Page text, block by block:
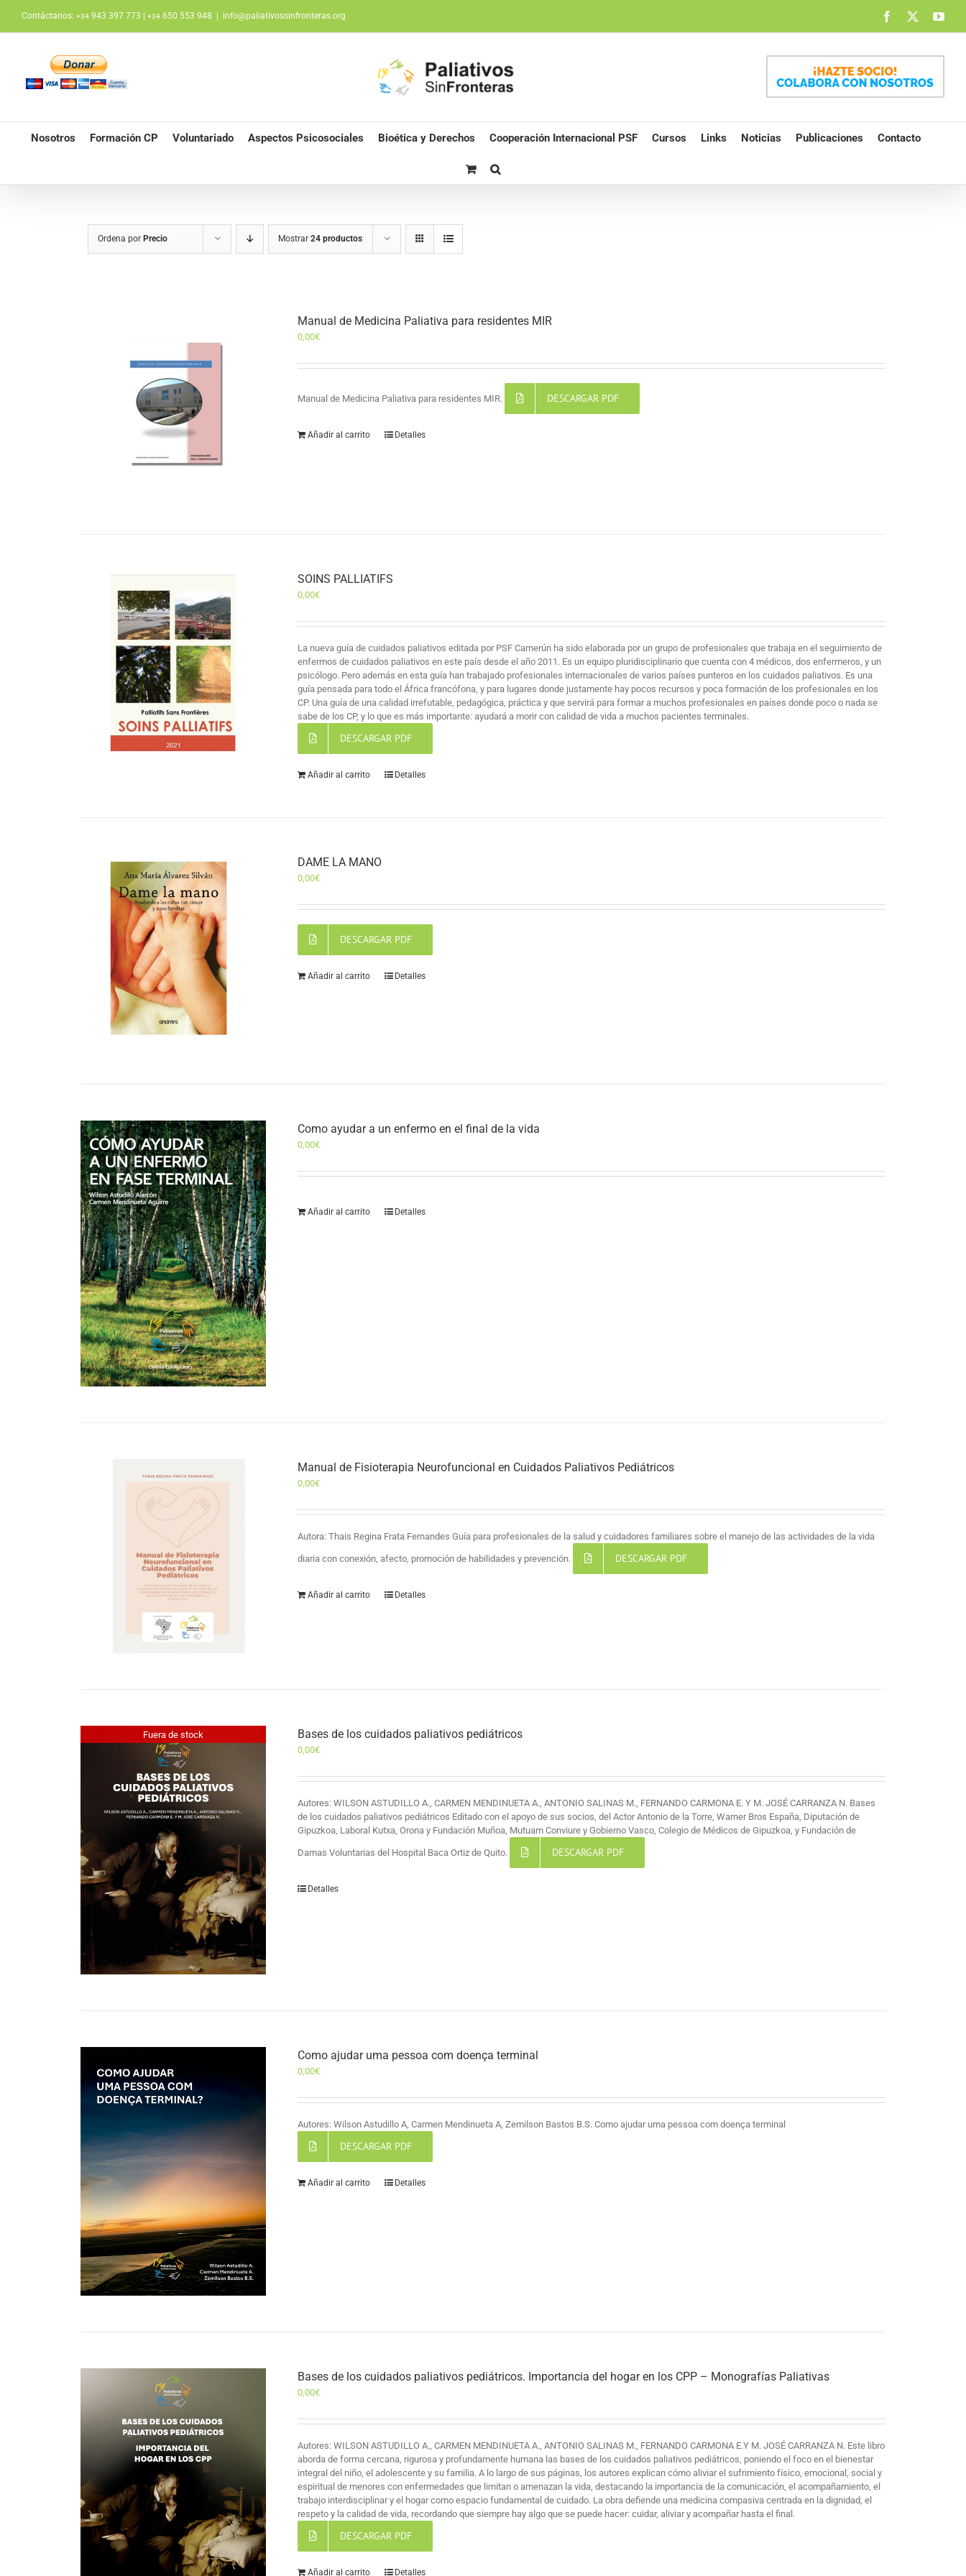
contenido
Contáctanos: +34 943 397 773 | +34 650 553 948 info@paliativossinfronteras.org Facebook
Nosotros Formación CP Voluntariado Aspectos Psicosociales Bioética y Derechos Cooperación Internacional PSF Cursos Links Noticias Publicaciones Contacto
Ordena por Precio Mostrar 24 productos
Manual de Medicina Paliativa para residentes MIR
0,00€
Manual de Medicina Paliativa para residentes MIR. DESCARGAR PDF
Añadir al carrito Detalles
SOINS PALLIATIFS
0,00€
La nueva guía de cuidados paliativos editada por PSF Camerún ha sido elaborada por un grupo de profesionales que trabaja en el seguimiento de
enfermos de cuidados paliativos en este país desde el año 2011. Es un equipo pluridisciplinario que cuenta con 4 médicos, dos enfermeros, y un
psicólogo. Pero además en esta guía han trabajado profesionales internacionales de varios países punteros en los cuidados paliativos. Es una
guía pensada para todo el África francófona, y para lugares donde justamente hay pocos recursos y poca formación de los profesionales en los
CP. Una guía de una calidad irrefutable, pedagógica, práctica y que servirá para formar a muchos profesionales en países donde poco o nada se
sabe de los CP, y lo que es más importante: ayudará a morir con calidad de vida a muchos pacientes terminales.
DESCARGAR PDF
Añadir al carrito Detalles
DAME LA MANO
0,00€
DESCARGAR PDF
Añadir al carrito Detalles
Como ayudar a un enfermo en el final de la vida
0,00€
Añadir al carrito Detalles
Manual de Fisioterapia Neurofuncional en Cuidados Paliativos Pediátricos
0,00€
Autora: Thais Regina Frata Fernandes Guía para profesionales de la salud y cuidadores familiares sobre el manejo de las actividades de la vida
diaria con conexión, afecto, promoción de habilidades y prevención. DESCARGAR PDF
Añadir al carrito Detalles
Fuera de stock Bases de los cuidados paliativos pediátricos
0,00€
Autores: WILSON ASTUDILLO A., CARMEN MENDINUETA A., ANTONIO SALINAS M., FERNANDO CARMONA E. Y M. JOSÉ CARRANZA N. Bases
de los cuidados paliativos pediátricos Editado con el apoyo de sus socios, del Actor Antonio de la Torre, Warner Bros España, Diputación de
Gipuzkoa, Laboral Kutxa, Orona y Fundación Muñoa, Mutuam Conviure y Gobierno Vasco, Colegio de Médicos de Gipuzkoa, y Fundación de
Damas Voluntarias del Hospital Baca Ortiz de Quito. DESCARGAR PDF
Detalles
Como ajudar uma pessoa com doença terminal
0,00€
Autores: Wilson Astudillo A, Carmen Mendinueta A, Zemilson Bastos B.S. Como ajudar uma pessoa com doença terminal
DESCARGAR PDF
Añadir al carrito Detalles
Bases de los cuidados paliativos pediátricos. Importancia del hogar en los CPP – Monografías Paliativas
0,00€
Autores: WILSON ASTUDILLO A., CARMEN MENDINUETA A., ANTONIO SALINAS M., FERNANDO CARMONA E.Y M. JOSÉ CARRANZA N. Este libro
aborda de forma cercana, rigurosa y profundamente humana las bases de los cuidados paliativos pediátricos, poniendo el foco en el bienestar
integral del niño, el adolescente y su familia. A lo largo de sus páginas, los autores explican cómo aliviar el sufrimiento físico, emocional, social y
espiritual de menores con enfermedades que limitan o amenazan la vida, destacando la importancia de la comunicación, el acompañamiento, el
trabajo interdisciplinar y el hogar como espacio fundamental de cuidado. La obra defiende una medicina compasiva centrada en la dignidad, el
respeto y la calidad de vida, recordando que siempre hay algo que se puede hacer: cuidar, aliviar y acompañar hasta el final.
DESCARGAR PDF
Añadir al carrito Detalles